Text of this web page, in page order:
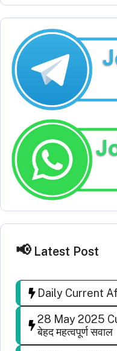
Latest Post
Daily Current
28 May 2025
बेहद महत्वपूर्ण सवाल